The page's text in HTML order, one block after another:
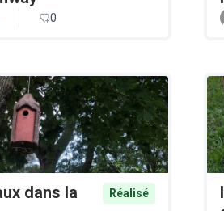
0
dans la
Réalisé